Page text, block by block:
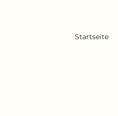
Startseite